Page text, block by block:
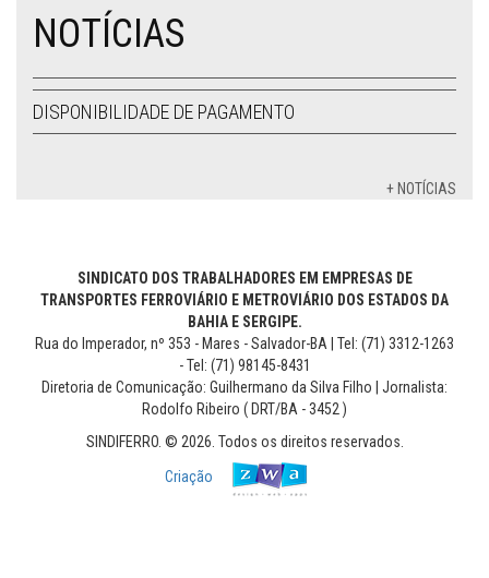
NOTÍCIAS
DISPONIBILIDADE DE PAGAMENTO
+ NOTÍCIAS
SINDICATO DOS TRABALHADORES EM EMPRESAS DE
TRANSPORTES FERROVIÁRIO E METROVIÁRIO DOS ESTADOS DA
BAHIA E SERGIPE.
Rua do Imperador, nº 353 - Mares - Salvador-BA | Tel: (71) 3312-1263
- Tel: (71) 98145-8431
Diretoria de Comunicação: Guilhermano da Silva Filho | Jornalista:
Rodolfo Ribeiro ( DRT/BA - 3452 )
SINDIFERRO. © 2026. Todos os direitos reservados.
Criação